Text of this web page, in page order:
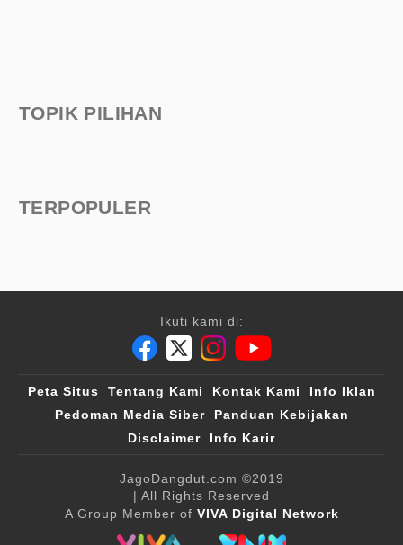
TOPIK PILIHAN
TERPOPULER
Ikuti kami di:
Peta Situs Tentang Kami Kontak Kami
Info Iklan
Pedoman Media Siber
Panduan Kebijakan
Disclaimer
Info Karir
JagoDangdut.com ©2019
| All Rights Reserved
A Group Member of VIVA Digital Network